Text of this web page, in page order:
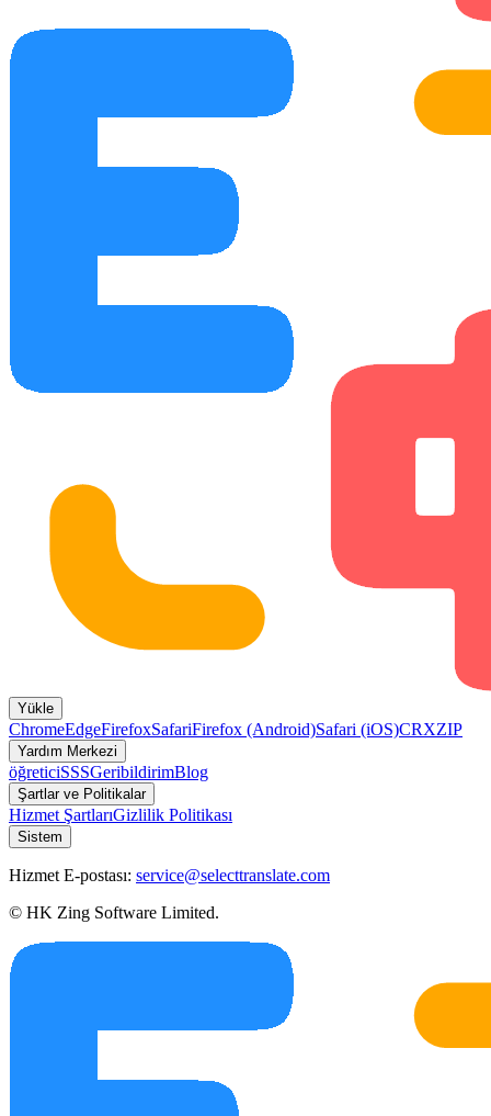
Yükle
ChromeEdgeFirefoxSafariFirefox (Android)Safari (iOS)CRXZIP
Yardım Merkezi
öğreticiSSSGeribildirimBlog
Şartlar ve Politikalar
Hizmet ŞartlarıGizlilik Politikası
Sistem
Hizmet E-postası: service@selecttranslate.com
© HK Zing Software Limited.